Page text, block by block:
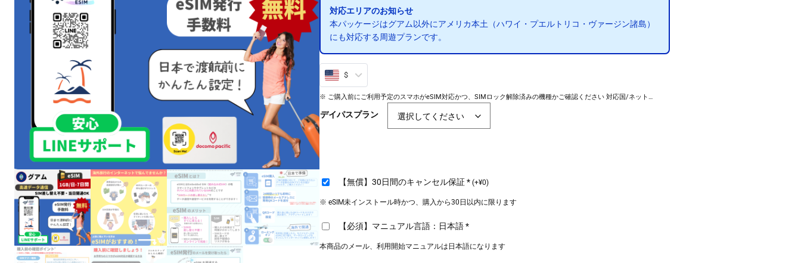
1
7
$
5
対応エリアのお知らせ
本パッケージはグアム以外にアメリカ本土（ハワイ・プエルトリコ・ヴァージン諸島）
にも対応する周遊プランです。
$
※ ご購入前にご利用予定のスマホがeSIM対応かつ、SIMロック解除済みの機種かご確認ください 対応国/ネット…
デイパスプラン
【無償】30日間のキャンセル保証* (+¥0)
※ eSIM未インストール時かつ、購入から30日以内に限ります
【必須】マニュアル言語：日本語*
本商品のメール、利用開始マニュアルは日本語になります